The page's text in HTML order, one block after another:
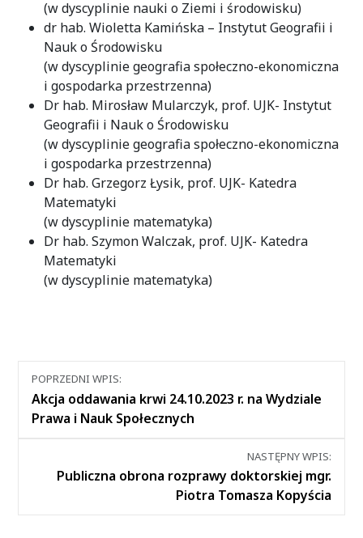
(w dyscyplinie nauki o Ziemi i środowisku)
dr hab. Wioletta Kamińska – Instytut Geografii i
Nauk o Środowisku
(w dyscyplinie geografia społeczno-ekonomiczna
i gospodarka przestrzenna)
Dr hab. Mirosław Mularczyk, prof. UJK- Instytut
Geografii i Nauk o Środowisku
(w dyscyplinie geografia społeczno-ekonomiczna
i gospodarka przestrzenna)
Dr hab. Grzegorz Łysik, prof. UJK- Katedra
Matematyki
(w dyscyplinie matematyka)
Dr hab. Szymon Walczak, prof. UJK- Katedra
Matematyki
(w dyscyplinie matematyka)
Nawigacja
między
wpisami
POPRZEDNI WPIS:
Akcja oddawania krwi 24.10.2023 r. na Wydziale
Prawa i Nauk Społecznych
NASTĘPNY WPIS:
Publiczna obrona rozprawy doktorskiej mgr.
Piotra Tomasza Kopyścia